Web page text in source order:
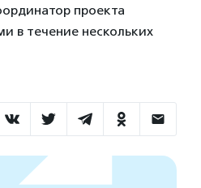
проекта
в течение нескольких